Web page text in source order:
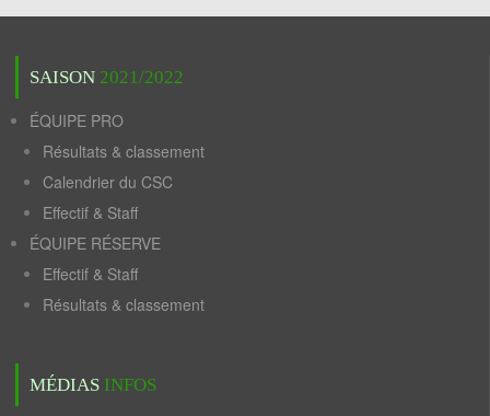
SAISON 2021/2022
ÉQUIPE PRO
Résultats & classement
Calendrier du CSC
Effectif & Staff
ÉQUIPE RÉSERVE
Effectif & Staff
Résultats & classement
MÉDIAS INFOS